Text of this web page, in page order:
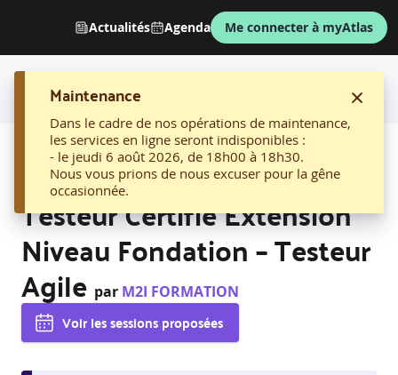
Actualités Agenda Me connecter à myAtlas
Maintenance
Dans le cadre de nos opérations de maintenance,
les services en ligne seront indisponibles :
- le jeudi 6 août 2026, de 18h00 à 18h30.
Nous vous prions de nous excuser pour la gêne
occasionnée.
AFFICHER LE FIL D'ARIANE
04. Certification ISTQB –
Testeur Certifié Extension
Niveau Fondation – Testeur
Agile par M2I FORMATION
Voir les sessions proposées